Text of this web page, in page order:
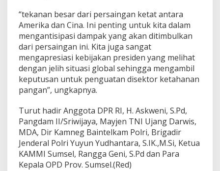
“tekanan besar dari persaingan ketat antara
Amerika dan Cina. Ini penting untuk kita dalam
mengantisipasi dampak yang akan ditimbulkan
dari persaingan ini. Kita juga sangat
mengapresiasi kebijakan presiden yang melihat
dengan jelih situasi global sehingga mengambil
keputusan untuk penguatan disektor ketahanan
pangan”, ungkapnya.
Turut hadir Anggota DPR RI, H. Askweni, S.Pd,
Pangdam II/Sriwijaya, Mayjen TNI Ujang Darwis,
MDA, Dir Kamneg Baintelkam Polri, Brigadir
Jenderal Polri Yuyun Yudhantara, S.IK.,M.Si, Ketua
KAMMI Sumsel, Rangga Geni, S.Pd dan Para
Kepala OPD Prov. Sumsel.(Red)